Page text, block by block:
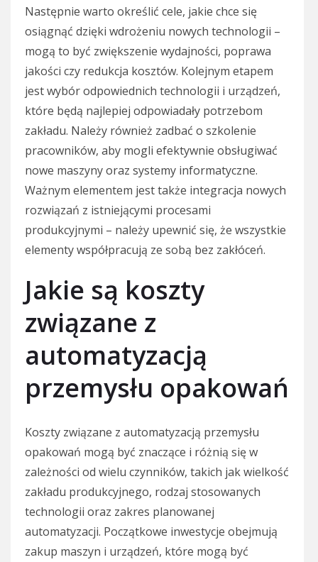
Następnie warto określić cele, jakie chce się
osiągnąć dzięki wdrożeniu nowych technologii –
mogą to być zwiększenie wydajności, poprawa
jakości czy redukcja kosztów. Kolejnym etapem
jest wybór odpowiednich technologii i urządzeń,
które będą najlepiej odpowiadały potrzebom
zakładu. Należy również zadbać o szkolenie
pracowników, aby mogli efektywnie obsługiwać
nowe maszyny oraz systemy informatyczne.
Ważnym elementem jest także integracja nowych
rozwiązań z istniejącymi procesami
produkcyjnymi – należy upewnić się, że wszystkie
elementy współpracują ze sobą bez zakłóceń.
Jakie są koszty
związane z
automatyzacją
przemysłu opakowań
Koszty związane z automatyzacją przemysłu
opakowań mogą być znaczące i różnią się w
zależności od wielu czynników, takich jak wielkość
zakładu produkcyjnego, rodzaj stosowanych
technologii oraz zakres planowanej
automatyzacji. Początkowe inwestycje obejmują
zakup maszyn i urządzeń, które mogą być